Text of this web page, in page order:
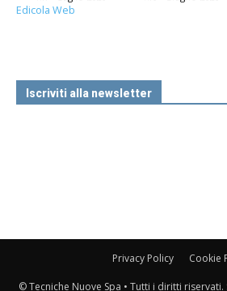
Edicola Web
Iscriviti alla newsletter
Privacy Policy Cookie
© Tecniche Nuove Spa • Tutti i diritti riservati.